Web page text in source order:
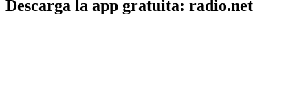
Descarga la app gratuita: radio.net